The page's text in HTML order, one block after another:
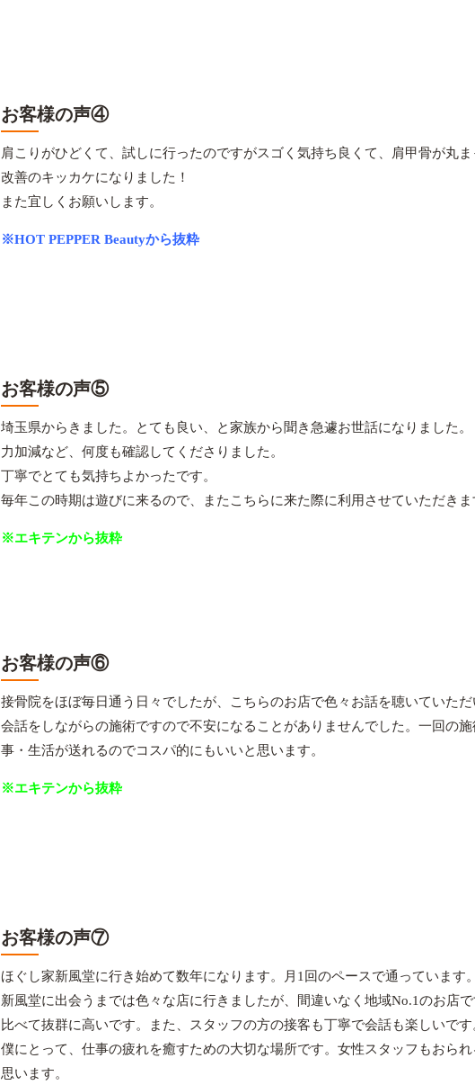
お客様の声④
肩こりがひどくて、試しに行ったのですがスゴく気持ち良くて、肩甲骨が丸ま
改善のキッカケになりました！
また宜しくお願いします。
※HOT PEPPER Beautyから抜粋
お客様の声⑤
埼玉県からきました。とても良い、と家族から聞き急遽お世話になりました。
力加減など、何度も確認してくださりました。
丁寧でとても気持ちよかったです。
毎年この時期は遊びに来るので、またこちらに来た際に利用させていただきま
※エキテンから抜粋
お客様の声⑥
接骨院をほぼ毎日通う日々でしたが、こちらのお店で色々お話を聴いていた
会話をしながらの施術ですので不安になることがありませんでした。一回の
事・生活が送れるのでコスパ的にもいいと思います。
※エキテンから抜粋
お客様の声⑦
ほぐし家新風堂に行き始めて数年になります。月1回のペースで通っています。
新風堂に出会うまでは色々な店に行きましたが、間違いなく地域No.1のお店
比べて抜群に高いです。また、スタッフの方の接客も丁寧で会話も楽しいです
僕にとって、仕事の疲れを癒すための大切な場所です。女性スタッフもおら
思います。